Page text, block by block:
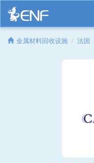
金属材料回收设施 法国